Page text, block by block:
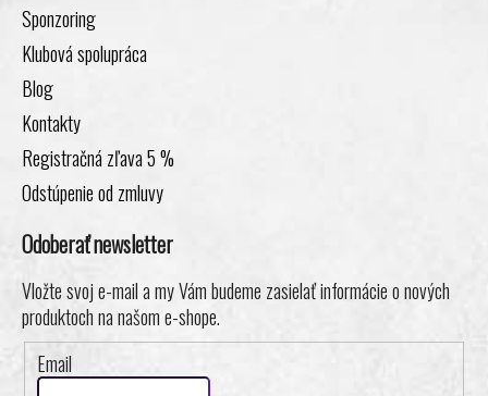
Sponzoring
Klubová spolupráca
Blog
Kontakty
Registračná zľava 5 %
Odstúpenie od zmluvy
Odoberať newsletter
Vložte svoj e-mail a my Vám budeme zasielať informácie o nových
produktoch na našom e-shope.
Email